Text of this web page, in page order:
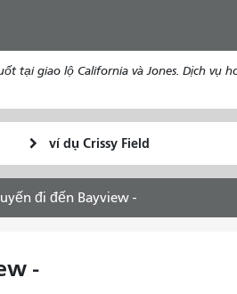
dung
tại giao lộ California và Jones. Dịch
kết
thúc
muốn
đi
du
đi đến Bayview -
-